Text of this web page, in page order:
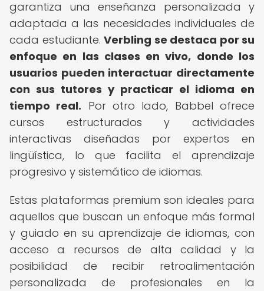
garantiza una enseñanza personalizada y
adaptada a las necesidades individuales de
cada estudiante. Verbling se destaca por su
enfoque en las clases en vivo, donde los
usuarios pueden interactuar directamente
con sus tutores y practicar el idioma en
tiempo real. Por otro lado, Babbel ofrece
cursos estructurados y actividades
interactivas diseñadas por expertos en
lingüística, lo que facilita el aprendizaje
progresivo y sistemático de idiomas.
Estas plataformas premium son ideales para
aquellos que buscan un enfoque más formal
y guiado en su aprendizaje de idiomas, con
acceso a recursos de alta calidad y la
posibilidad de recibir retroalimentación
personalizada de profesionales en la